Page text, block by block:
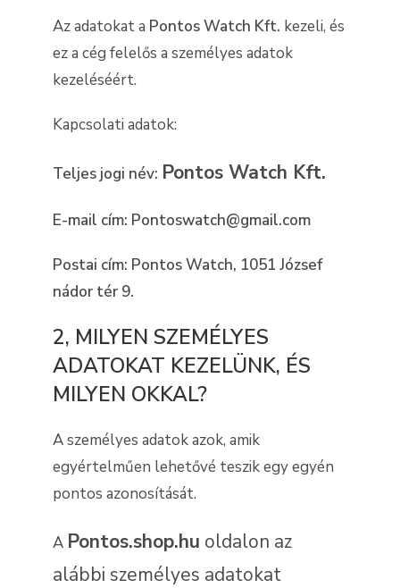
Az adatokat a Pontos Watch Kft. kezeli, és
ez a cég felelős a személyes adatok
kezeléséért.
Kapcsolati adatok:
Teljes jogi név: Pontos Watch Kft.
E-mail cím: Pontoswatch@gmail.com
Postai cím: Pontos Watch, 1051 József
nádor tér 9.
2, MILYEN SZEMÉLYES
ADATOKAT KEZELÜNK, ÉS
MILYEN OKKAL?
A személyes adatok azok, amik
egyértelműen lehetővé teszik egy egyén
pontos azonosítását.
A Pontos.shop.hu oldalon az
alábbi személyes adatokat